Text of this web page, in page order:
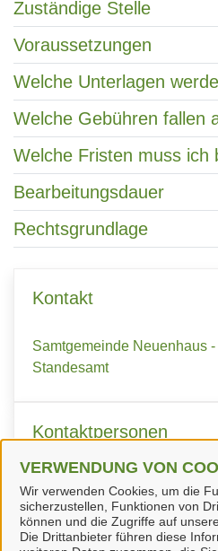
VERWENDUNG VON
Wir verwenden Cookies, um die
sicherzustellen, Funktionen von
können und die Zugriffe auf
Die Drittanbieter führen diese
Zuständige Stelle
Voraussetzungen
Welche Unterlagen
Welche Gebühren fallen
Welche Fristen muss ich
Bearbeitungsdauer
Rechtsgrundlage
Kontakt
Samtgemeinde Neuenhaus -
Standesamt
Kontaktpersonen
Frau B. Lefers